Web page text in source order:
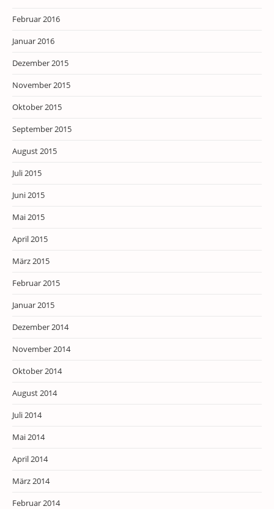
Februar 2016
Januar 2016
Dezember 2015
November 2015
Oktober 2015
September 2015
August 2015
Juli 2015
Juni 2015
Mai 2015
April 2015
März 2015
Februar 2015
Januar 2015
Dezember 2014
November 2014
Oktober 2014
August 2014
Juli 2014
Mai 2014
April 2014
März 2014
Februar 2014